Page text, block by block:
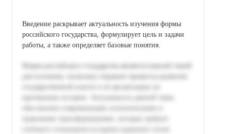
Введение раскрывает актуальность изучения формы
российского государства, формулирует цель и задачи
работы, а также определяет базовые понятия.